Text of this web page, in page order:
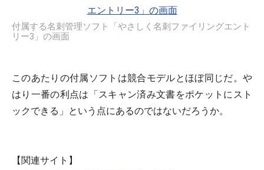
付属する名刺管理ソフト「やさしく名刺ファイリングエント
リー3」の画面
このあたりの付属ソフトは競合モデルとほぼ同じだ。や
はり一番の利点は「スキャン済み文書をポケットにスト
ックできる」という点にあるのではないだろうか。
【関連サイト】